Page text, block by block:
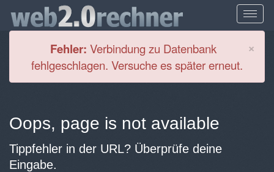
×
Fehler: Verbindung zu Datenbank
fehlgeschlagen. Versuche es später erneut.
Oops, page is not available
Tippfehler in der URL? Überprüfe deine
Eingabe.